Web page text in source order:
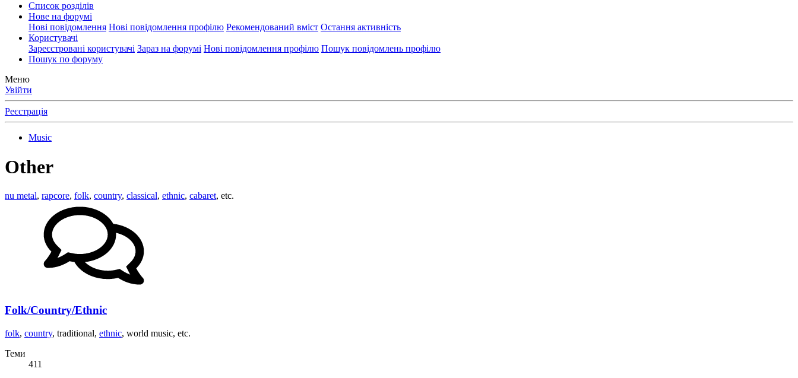
Список розділів
Нове на форумі
Нові повідомлення Нові повідомлення профілю Рекомендований вміст Остання активність
Користувачі
Зареєстровані користувачі Зараз на форумі Нові повідомлення профілю Пошук повідомлень профілю
Пошук по форуму
Меню
Увійти
Реєстрація
Music
Other
nu metal, rapcore, folk, country, classical, ethnic, cabaret, etc.
Folk/Country/Ethnic
folk, country, traditional, ethnic, world music, etc.
Теми
411